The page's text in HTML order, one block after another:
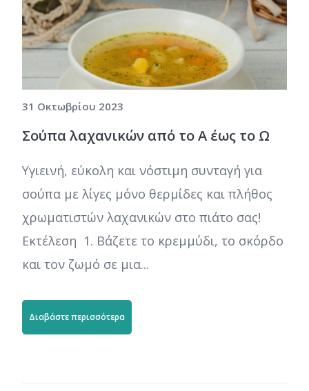
31 Οκτωβρίου 2023
Σούπα λαχανικών από το Α έως το Ω
Υγιεινή, εύκολη και νόστιμη συνταγή για
σούπα με λίγες μόνο θερμίδες και πλήθος
χρωματιστών λαχανικών στο πιάτο σας!
Εκτέλεση 1. Βάζετε το κρεμμύδι, το σκόρδο
και τον ζωμό σε μια...
Διαβάστε περισσότερα